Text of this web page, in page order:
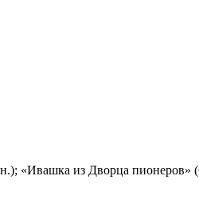
«Ивашка из Дворца